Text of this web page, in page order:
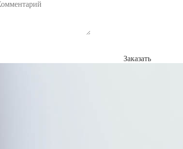
Заказать